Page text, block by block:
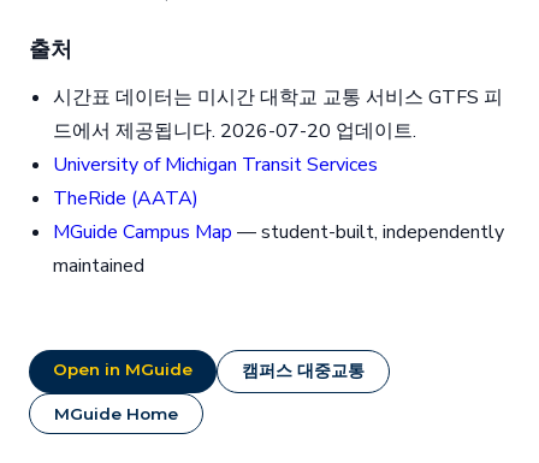
출처
시간표 데이터는 미시간 대학교 교통 서비스 GTFS 피
드에서 제공됩니다. 2026-07-20 업데이트.
University of Michigan Transit Services
TheRide (AATA)
MGuide Campus Map — student-built, independently
maintained
Open in MGuide 캠퍼스 대중교통
MGuide Home